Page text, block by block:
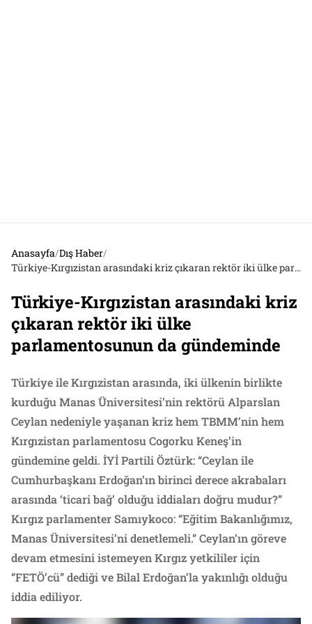
Anasayfa/Dış Haber/
Türkiye-Kırgızistan arasındaki kriz çıkaran rektör iki ülke parlamentosunun da gündeminde
Türkiye-Kırgızistan arasındaki kriz
çıkaran rektör iki ülke
parlamentosunun da gündeminde
Türkiye ile Kırgızistan arasında, iki ülkenin birlikte
kurduğu Manas Üniversitesi’nin rektörü Alparslan
Ceylan nedeniyle yaşanan kriz hem TBMM’nin hem
Kırgızistan parlamentosu Cogorku Keneş’in
gündemine geldi. İYİ Partili Öztürk: “Ceylan ile
Cumhurbaşkanı Erdoğan’ın birinci derece akrabaları
arasında ‘ticari bağ’ olduğu iddiaları doğru mudur?”
Kırgız parlamenter Samıykoco: “Eğitim Bakanlığımız,
Manas Üniversitesi’ni denetlemeli.” Ceylan’ın göreve
devam etmesini istemeyen Kırgız yetkililer için
“FETÖ’cü” dediği ve Bilal Erdoğan’la yakınlığı olduğu
iddia ediliyor.